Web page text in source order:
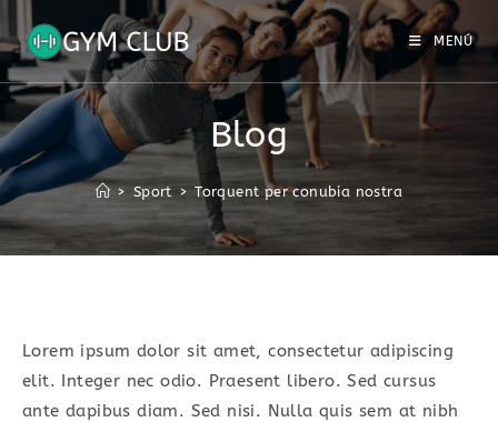
al
contenido
MENÚ
Blog
> Sport > Torquent per conubia nostra
Lorem ipsum dolor sit amet, consectetur adipiscing
elit. Integer nec odio. Praesent libero. Sed cursus
ante dapibus diam. Sed nisi. Nulla quis sem at nibh